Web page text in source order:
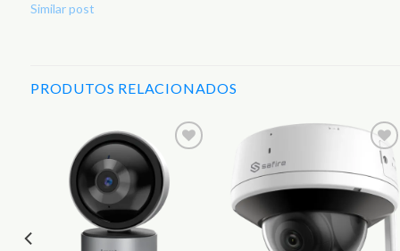
Similar post
PRODUTOS RELACIONADOS
Adicionar
aos
Favoritos
Adicionar
aos
Favoritos